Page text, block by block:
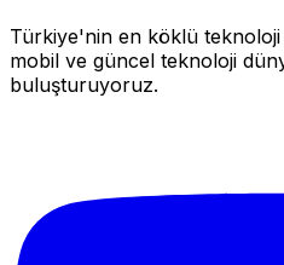
Türkiye'nin en köklü teknoloji
mobil ve güncel teknoloji
buluşturuyoruz.